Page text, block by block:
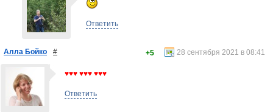
Ответить
Алла Бойко # 28 сентября 2021 в 08:41
+5
♥♥♥ ♥♥♥ ♥♥♥
Ответить